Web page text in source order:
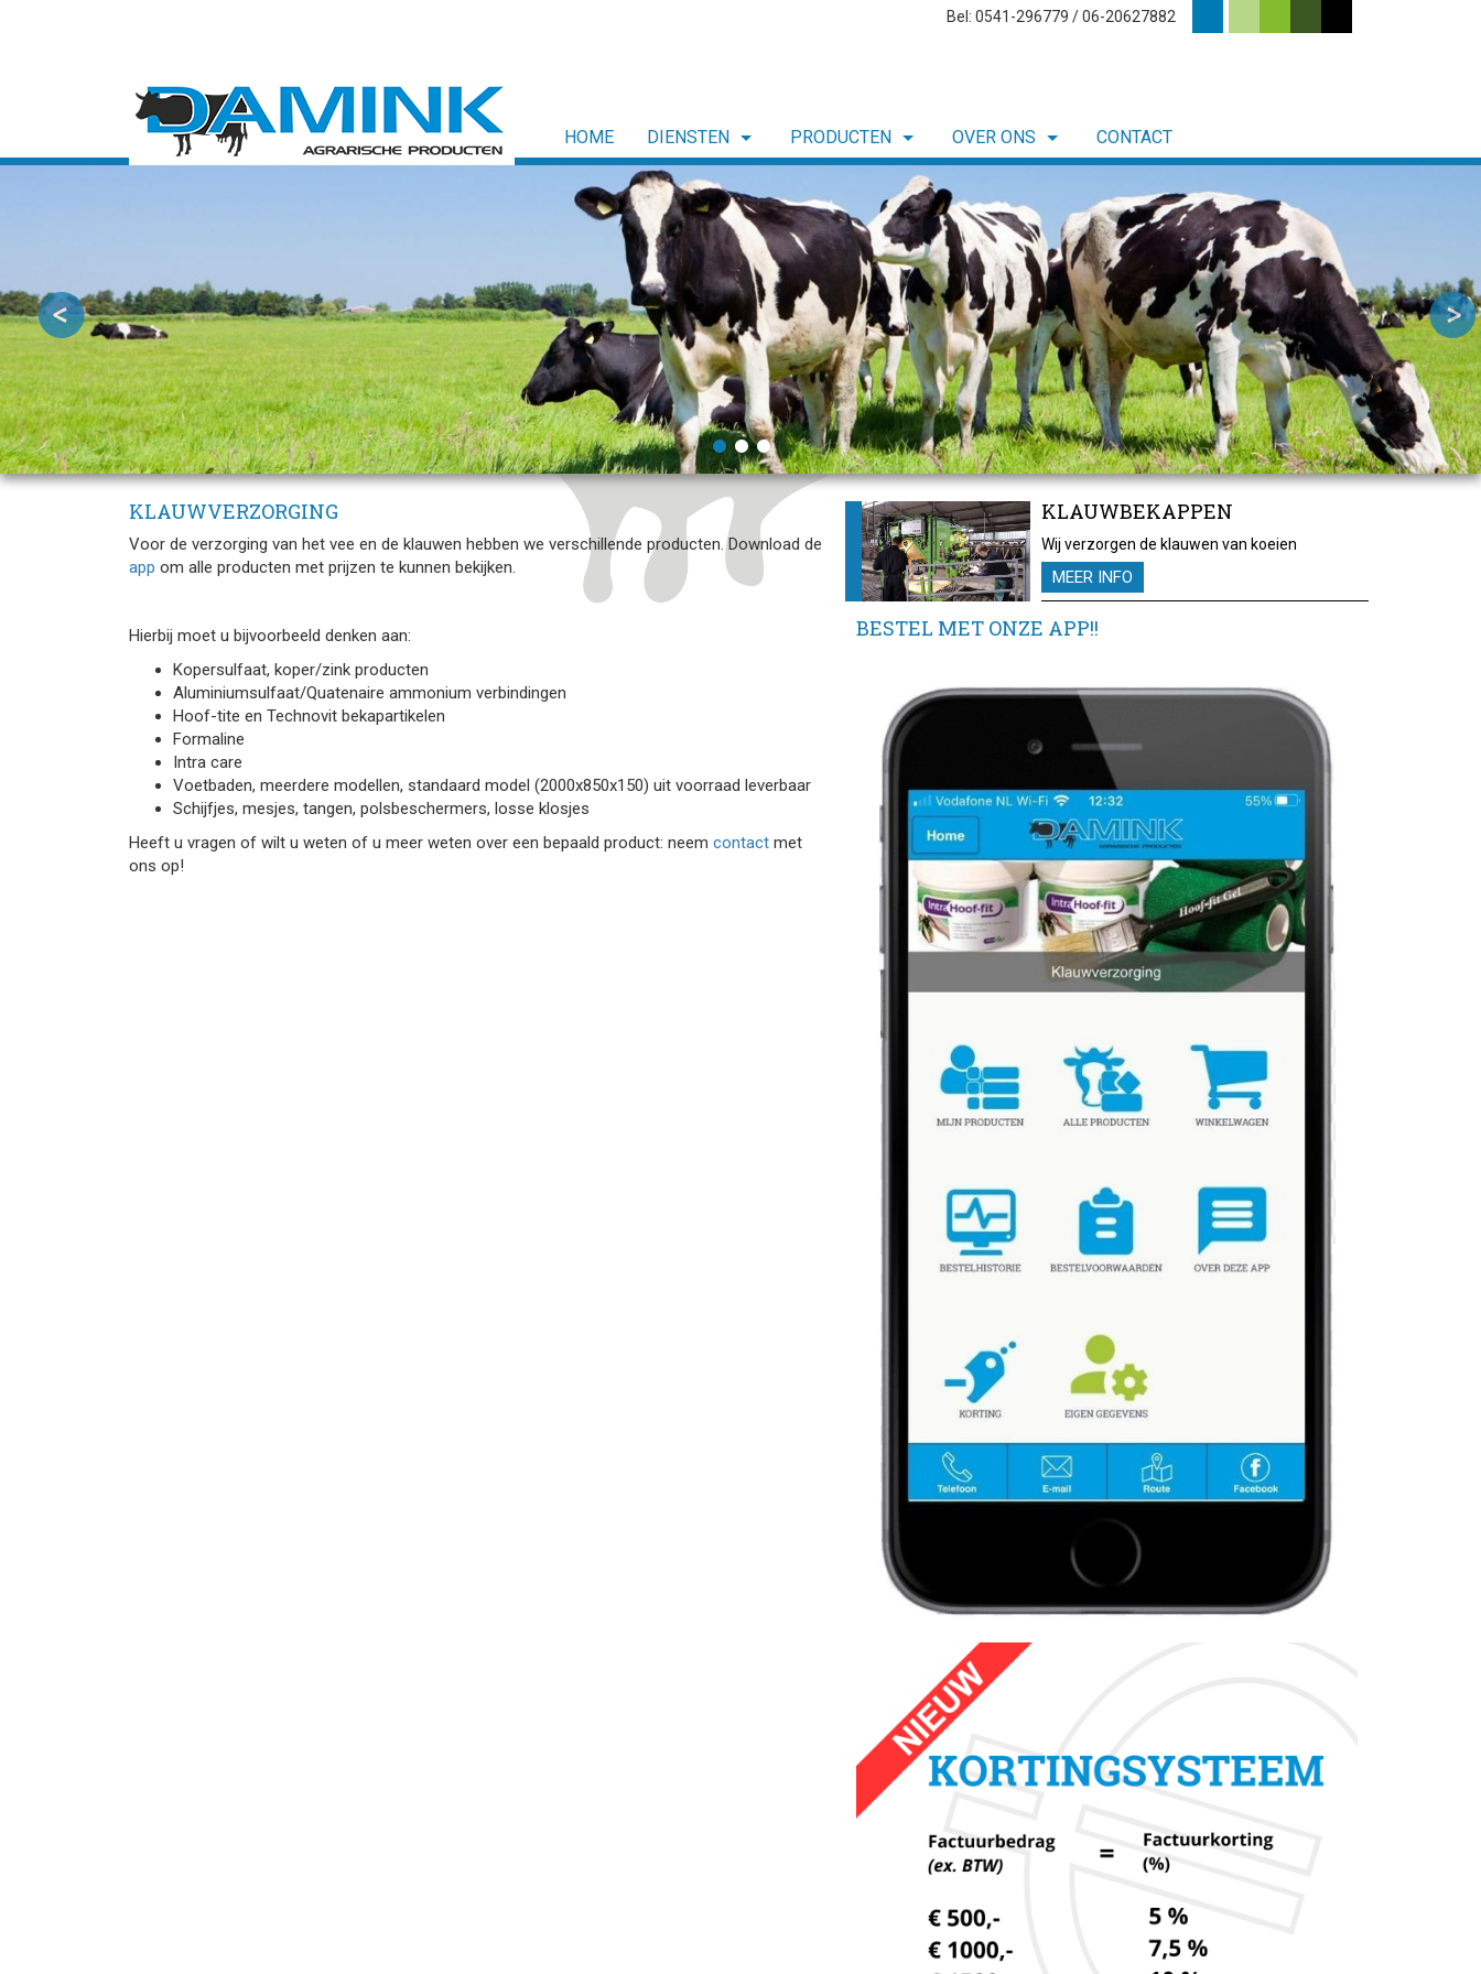
Bel: 0541-296779 / 06-20627882
HOME DIENSTEN PRODUCTEN OVER ONS CONTACT
KLAUWVERZORGING
Voor de verzorging van het vee en de klauwen hebben we verschillende producten. Download de
app om alle producten met prijzen te kunnen bekijken.
Hierbij moet u bijvoorbeeld denken aan:
Kopersulfaat, koper/zink producten
Aluminiumsulfaat/Quatenaire ammonium verbindingen
Hoof-tite en Technovit bekapartikelen
Formaline
Intra care
Voetbaden, meerdere modellen, standaard model (2000x850x150) uit voorraad leverbaar
Schijfjes, mesjes, tangen, polsbeschermers, losse klosjes
Heeft u vragen of wilt u weten of u meer weten over een bepaald product: neem contact met
ons op!
KLAUWBEKAPPEN
Wij verzorgen de klauwen van koeien
MEER INFO
BESTEL MET ONZE APP!!